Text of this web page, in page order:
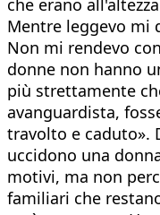
che erano
Mentre leggevo mi
Non mi rendevo
donne non hanno
più strettamente
avanguardista,
travolto e caduto».
uccidono una
motivi, ma non
familiari che